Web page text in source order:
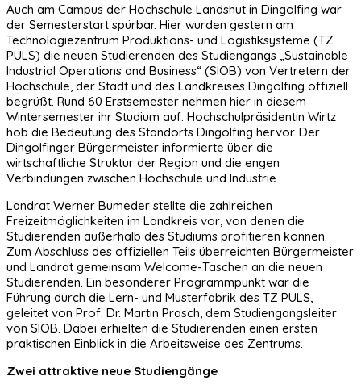
Auch am Campus der Hochschule Landshut in Dingolfing war
der Semesterstart spürbar. Hier wurden gestern am
Technologiezentrum Produktions- und Logistiksysteme (TZ
PULS) die neuen Studierenden des Studiengangs „Sustainable
Industrial Operations and Business“ (SIOB) von Vertretern der
Hochschule, der Stadt und des Landkreises Dingolfing offiziell
begrüßt. Rund 60 Erstsemester nehmen hier in diesem
Wintersemester ihr Studium auf. Hochschulpräsidentin Wirtz
hob die Bedeutung des Standorts Dingolfing hervor. Der
Dingolfinger Bürgermeister informierte über die
wirtschaftliche Struktur der Region und die engen
Verbindungen zwischen Hochschule und Industrie.
Landrat Werner Bumeder stellte die zahlreichen
Freizeitmöglichkeiten im Landkreis vor, von denen die
Studierenden außerhalb des Studiums profitieren können.
Zum Abschluss des offiziellen Teils überreichten Bürgermeister
und Landrat gemeinsam Welcome-Taschen an die neuen
Studierenden. Ein besonderer Programmpunkt war die
Führung durch die Lern- und Musterfabrik des TZ PULS,
geleitet von Prof. Dr. Martin Prasch, dem Studiengangsleiter
von SIOB. Dabei erhielten die Studierenden einen ersten
praktischen Einblick in die Arbeitsweise des Zentrums.
Zwei attraktive neue Studiengänge